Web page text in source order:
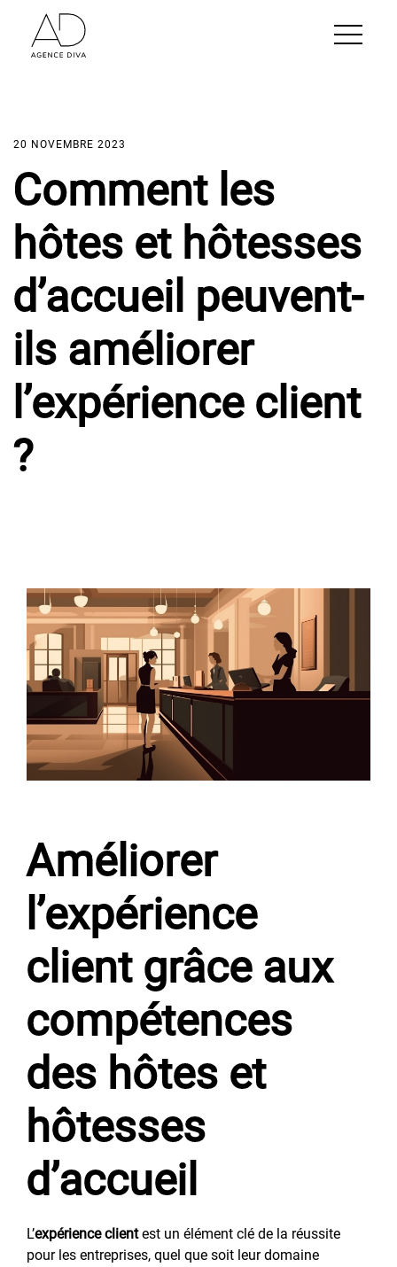
20 NOVEMBRE 2023
Comment les
hôtes et hôtesses
d’accueil peuvent-
ils améliorer
l’expérience client
?
Améliorer
l’expérience
client grâce aux
compétences
des hôtes et
hôtesses
d’accueil
L’expérience clientest un élément clé de la réussite
pour les entreprises, quel que soit leur domaine